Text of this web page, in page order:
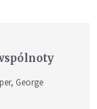
George